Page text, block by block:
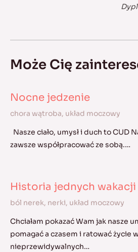
Może Cię
Nocne jedzenie
chora wątroba, układ moczowy
Nasze ciało, umysł i duch to CUD
zawsze współpracować ze sobą.…
Historia jednych wakacji
ból nerek, nerki, układ moczowy
Chciałam pokazać Wam jak nasze
pomagać a czasem i ratować życie
nieprzewidywalnych…